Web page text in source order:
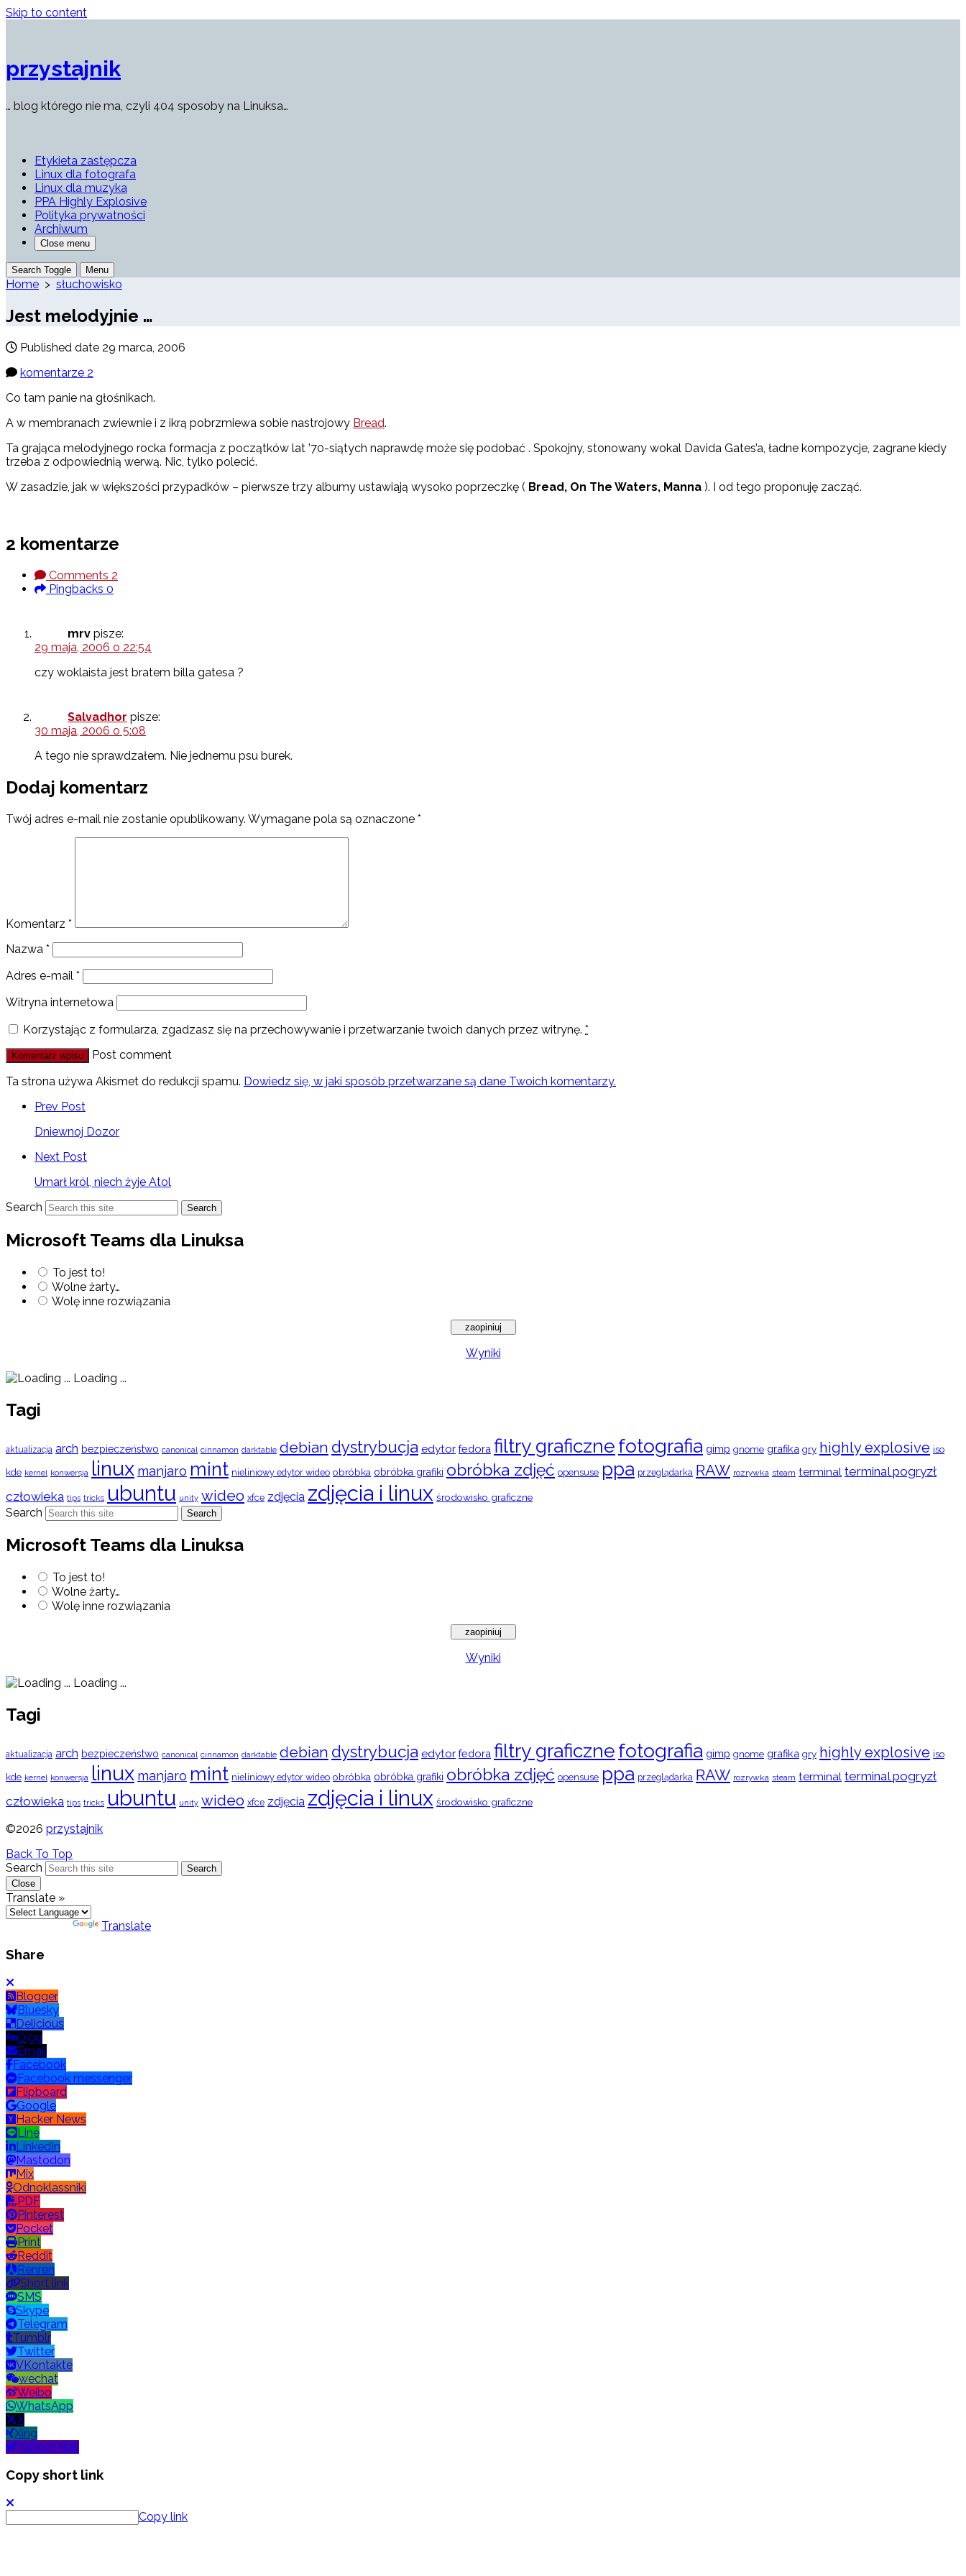
Skip to content
przystajnik
… blog którego nie ma, czyli 404 sposoby na Linuksa…
Etykieta zastępcza
Linux dla fotografa
Linux dla muzyka
PPA Highly Explosive
Polityka prywatności
Archiwum
Close menu
Search Toggle Menu
Home > słuchowisko
Jest melodyjnie …
Published date 29 marca, 2006
komentarze 2
Co tam panie na głośnikach.
A w membranach zwiewnie i z ikrą pobrzmiewa sobie nastrojowy Bread.
Ta grająca melodyjnego rocka formacja z początków lat ’70-siątych naprawdę może się podobać . Spokojny, stonowany wokal Davida Gates’a, ładne kompozycje, zagrane kiedy
trzeba z odpowiednią werwą. Nic, tylko polecić.
W zasadzie, jak w większości przypadków – pierwsze trzy albumy ustawiają wysoko poprzeczkę ( Bread, On The Waters, Manna ). I od tego proponuję zacząć.
2 komentarze
Comments 2
Pingbacks 0
mrv pisze:
29 maja, 2006 o 22:54
czy woklaista jest bratem billa gatesa ?
Salvadhor pisze:
30 maja, 2006 o 5:08
A tego nie sprawdzałem. Nie jednemu psu burek.
Dodaj komentarz
Twój adres e-mail nie zostanie opublikowany. Wymagane pola są oznaczone *
Komentarz *
Nazwa *
Adres e-mail *
Witryna internetowa
Korzystając z formularza, zgadzasz się na przechowywanie i przetwarzanie twoich danych przez witrynę. *
Post comment
Ta strona używa Akismet do redukcji spamu. Dowiedz się, w jaki sposób przetwarzane są dane Twoich komentarzy.
Prev Post
Dniewnoj Dozor
Next Post
Umarł król, niech żyje Atol
Search
Search
Microsoft Teams dla Linuksa
To jest to!
Wolne żarty…
Wolę inne rozwiązania
Wyniki
Loading ...
Tagi
aktualizacja arch bezpieczeństwo canonical cinnamon darktable debian dystrybucja edytor fedora filtry graficznefotografia gimp gnome grafika gry highly explosive iso
kde kernel konwersja linux manjaro mint nieliniowy edytor wideo obróbka obróbka grafiki obróbka zdjęć opensuse ppa przeglądarka RAW rozrywka steam terminal terminal pogryzł
człowieka tips tricks ubuntu unity wideo xfce zdjęcia zdjęcia i linux środowisko graficzne
Search Search
Microsoft Teams dla Linuksa
To jest to!
Wolne żarty…
Wolę inne rozwiązania
Wyniki
Loading ...
Tagi
aktualizacja arch bezpieczeństwo canonical cinnamon darktable debian dystrybucja edytor fedora filtry graficznefotografia gimp gnome grafika gry highly explosive iso
kde kernel konwersja linux manjaro mint nieliniowy edytor wideo obróbka obróbka grafiki obróbka zdjęć opensuse ppa przeglądarka RAW rozrywka steam terminal terminal pogryzł
człowieka tips tricks ubuntu unity wideo xfce zdjęcia zdjęcia i linux środowisko graficzne
©2026 przystajnik
Back To Top
Search
Search
Close
Translate »
Translate
Share
Blogger
Bluesky
Delicious
Digg
Email
Facebook
Facebook messenger
Flipboard
Google
Hacker News
Line
LinkedIn
Mastodon
Mix
Odnoklassniki
PDF
Pinterest
Pocket
Print
Reddit
Renren
Short link
SMS
Skype
Telegram
Tumblr
Twitter
VKontakte
wechat
Weibo
WhatsApp
X
Xing
Yahoo! Mail
Copy short link
Copy link